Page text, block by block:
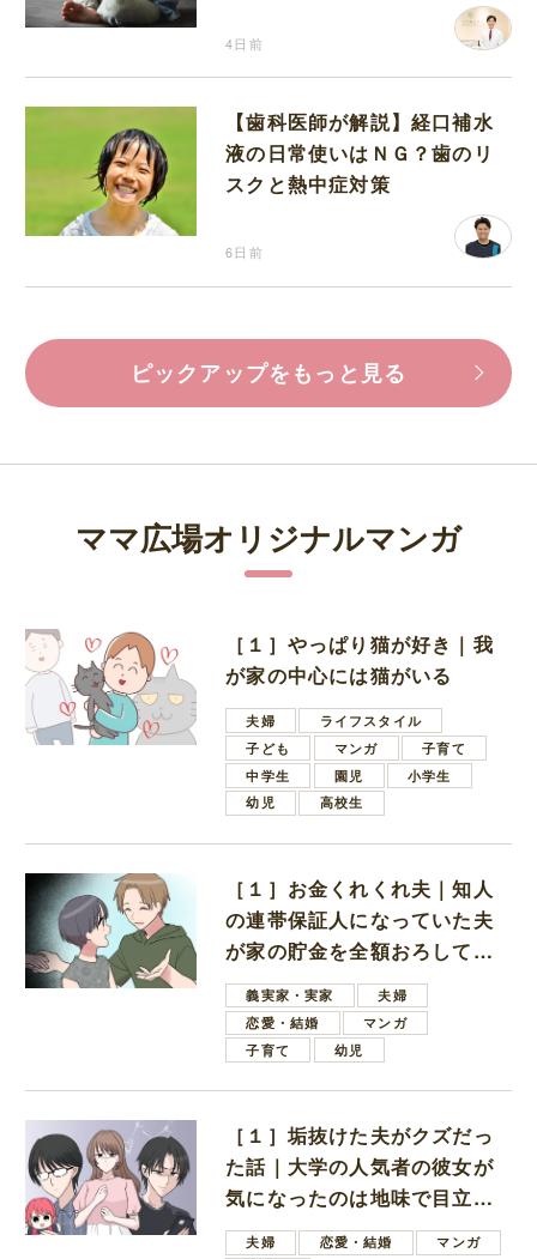
4日前
【歯科医師が解説】経口補水
液の日常使いはＮＧ？歯のリ
スクと熱中症対策
6日前
ピックアップをもっと見る
ママ広場オリジナルマンガ
［１］やっぱり猫が好き｜我
が家の中心には猫がいる
夫婦
ライフスタイル
子ども
マンガ
子育て
中学生
園児
小学生
幼児
高校生
［１］お金くれくれ夫｜知人
の連帯保証人になっていた夫
が家の貯金を全額おろしてほ
しいと言ってきた
義実家・実家
夫婦
恋愛・結婚
マンガ
子育て
幼児
［１］垢抜けた夫がクズだっ
た話｜大学の人気者の彼女が
気になったのは地味で目立た
ない男子学生
夫婦 恋愛・結婚
マンガ